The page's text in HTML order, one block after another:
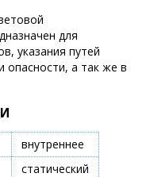
для
указания путей
опасности, а так же в
внутреннее
статический